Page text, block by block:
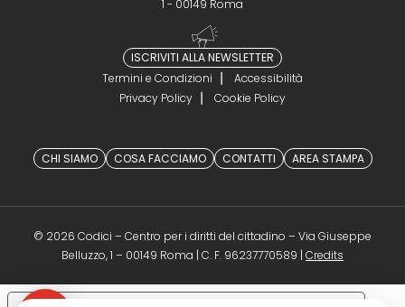
1 - 00149 Roma
ISCRIVITI ALLA NEWSLETTER
Termini e Condizioni
Accessibilità
Privacy Policy
Cookie Policy
CHI SIAMO COSA FACCIAMO CONTATTI AREA STAMPA
© 2026 Codici – Centro per i diritti del cittadino – Via Giuseppe
Belluzzo, 1 – 00149 Roma | C. F. 96237770589 | Credits